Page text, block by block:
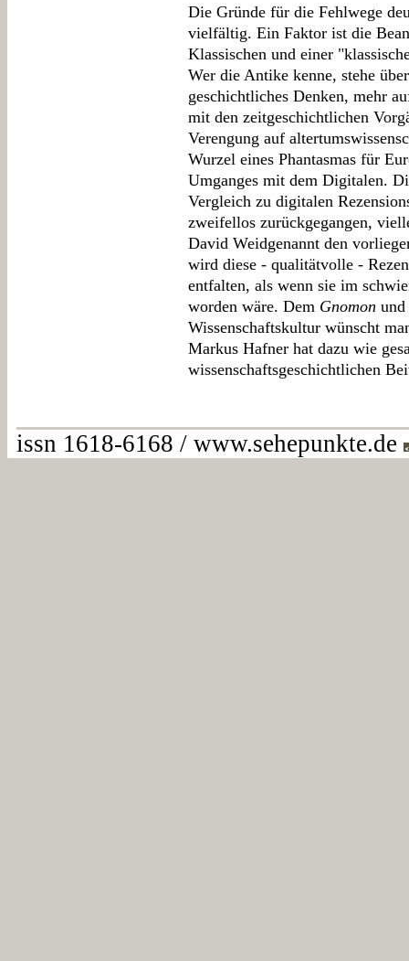
Die Gründe für die Fehlwege
vielfältig. Ein Faktor ist die
Klassischen und einer
Wer die Antike kenne, stehe
geschichtliches Denken, mehr
mit den zeitgeschichtlichen
Verengung auf
Wurzel eines Phantasmas für
Umganges mit dem Digitalen.
Vergleich zu digitalen
zweifellos zurückgegangen,
David Weidgenannt den
wird diese - qualitätvolle -
entfalten, als wenn sie im
worden wäre. Dem Gnomon
Wissenschaftskultur wünscht
Markus Hafner hat dazu wie
wissenschaftsgeschichtlichen
issn 1618-6168 / www.sehepunkte.de